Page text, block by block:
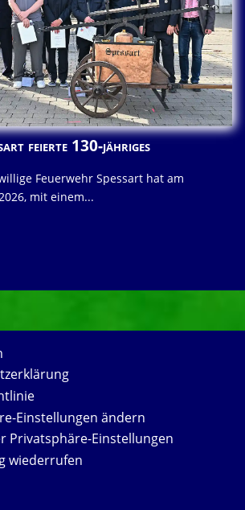
feierte 130-jähriges
Feuerwehr Spessart hat am
mit einem...
Einstellungen ändern
Privatsphäre-Einstellungen
wiederrufen